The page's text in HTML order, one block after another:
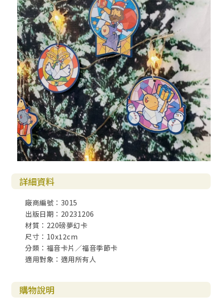
詳細資料
廠商編號：3015
出版日期：20231206
材質：220磅夢幻卡
尺寸：10x12cm
分類：福音卡片／福音季節卡
適用對象：適用所有人
購物說明